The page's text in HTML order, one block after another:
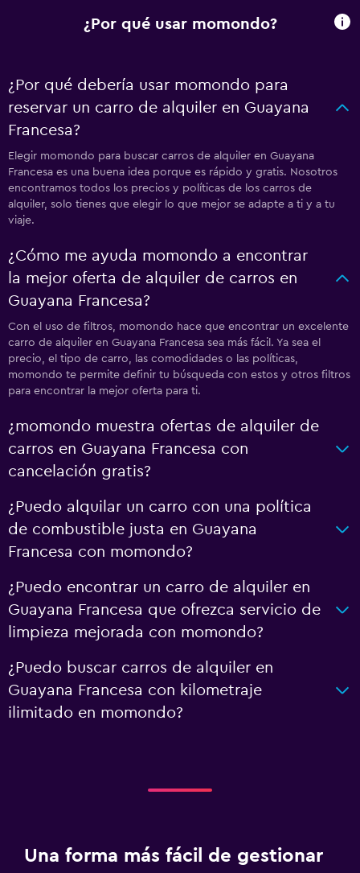
¿Por qué usar momondo?
¿Por qué debería usar momondo para
reservar un carro de alquiler en Guayana
Francesa?
Elegir momondo para buscar carros de alquiler en Guayana
Francesa es una buena idea porque es rápido y gratis. Nosotros
encontramos todos los precios y políticas de los carros de
alquiler, solo tienes que elegir lo que mejor se adapte a ti y a tu
viaje.
¿Cómo me ayuda momondo a encontrar
la mejor oferta de alquiler de carros en
Guayana Francesa?
Con el uso de filtros, momondo hace que encontrar un excelente
carro de alquiler en Guayana Francesa sea más fácil. Ya sea el
precio, el tipo de carro, las comodidades o las políticas,
momondo te permite definir tu búsqueda con estos y otros filtros
para encontrar la mejor oferta para ti.
¿momondo muestra ofertas de alquiler de
carros en Guayana Francesa con
cancelación gratis?
¿Puedo alquilar un carro con una política
de combustible justa en Guayana
Francesa con momondo?
¿Puedo encontrar un carro de alquiler en
Guayana Francesa que ofrezca servicio de
limpieza mejorada con momondo?
¿Puedo buscar carros de alquiler en
Guayana Francesa con kilometraje
ilimitado en momondo?
Una forma más fácil de gestionar